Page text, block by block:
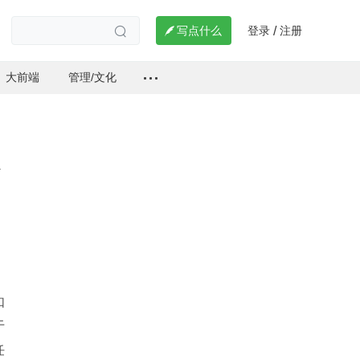
  写点什么 登录 / 注册
大前端 管理/文化